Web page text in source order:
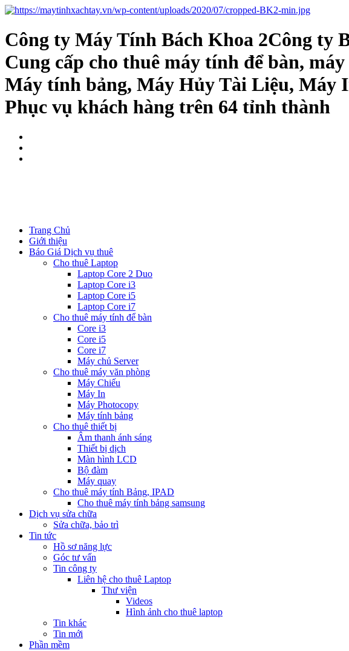
Công ty Máy Tính Bách Khoa 2Công ty
Cung cấp cho thuê máy tính để bàn,
Máy tính bảng, Máy Hủy Tài Liệu, Máy
Phục vụ khách hàng trên 64 tỉnh thành
Trang Chủ
Giới thiệu
Báo Giá Dịch vụ thuê
Cho thuê Laptop
Laptop Core 2 Duo
Laptop Core i3
Laptop Core i5
Laptop Core i7
Cho thuê máy tính để bàn
Core i3
Core i5
Core i7
Máy chủ Server
Cho thuê máy văn phòng
Máy Chiếu
Máy In
Máy Photocopy
Máy tính bảng
Cho thuê thiết bị
Âm thanh ánh sáng
Thiết bị dịch
Màn hình LCD
Bộ đàm
Máy quay
Cho thuê máy tính Bảng, IPAD
Cho thuê máy tính bảng samsung
Dịch vụ sửa chữa
Sửa chữa, bảo trì
Tin tức
Hồ sơ năng lực
Góc tư vấn
Tin công ty
Liên hệ cho thuê Laptop
Thư viện
Videos
Hình ảnh cho thuê laptop
Tin khác
Tin mới
Phần mềm